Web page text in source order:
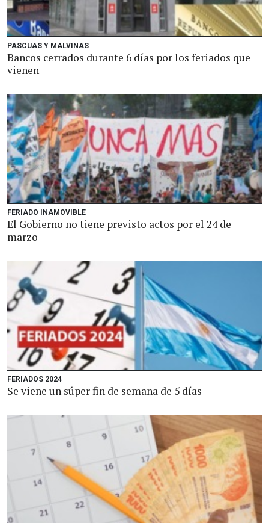
PASCUAS Y MALVINAS
Bancos cerrados durante 6 días por los feriados que
vienen
FERIADO INAMOVIBLE
El Gobierno no tiene previsto actos por el 24 de
marzo
FERIADOS 2024
Se viene un súper fin de semana de 5 días